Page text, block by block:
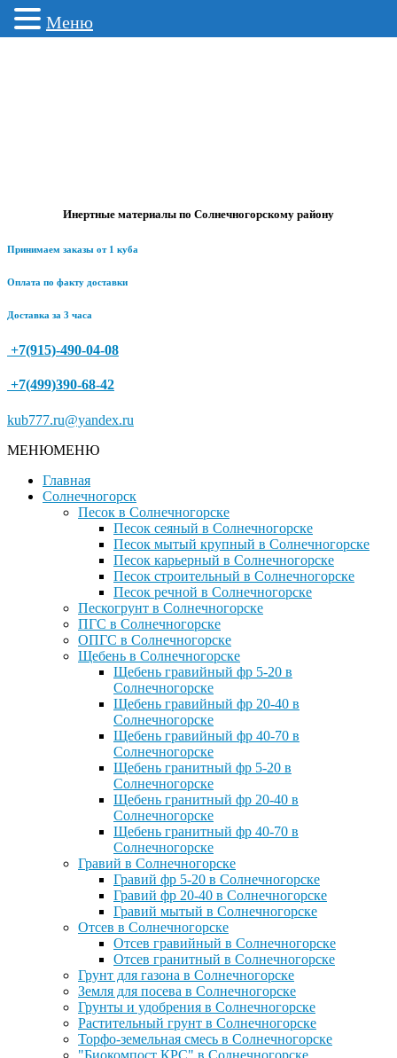
Инертные материалы по Солнечногорскому району
Принимаем заказы от 1 куба
Оплата по факту доставки
Доставка за 3 часа
+7(915)-490-04-08
+7(499)390-68-42
kub777.ru@yandex.ru
МЕНЮМЕНЮ
Главная
Солнечногорск
Песок в Солнечногорске
Песок сеяный в Солнечногорске
Песок мытый крупный в Солнечногорске
Песок карьерный в Солнечногорске
Песок строительный в Солнечногорске
Песок речной в Солнечногорске
Пескогрунт в Солнечногорске
ПГС в Солнечногорске
ОПГС в Солнечногорске
Щебень в Солнечногорске
Щебень гравийный фр 5-20 в
Солнечногорске
Щебень гравийный фр 20-40 в
Солнечногорске
Щебень гравийный фр 40-70 в
Солнечногорске
Щебень гранитный фр 5-20 в
Солнечногорске
Щебень гранитный фр 20-40 в
Солнечногорске
Щебень гранитный фр 40-70 в
Солнечногорске
Гравий в Солнечногорске
Гравий фр 5-20 в Солнечногорске
Гравий фр 20-40 в Солнечногорске
Гравий мытый в Солнечногорске
Отсев в Солнечногорске
Отсев гравийный в Солнечногорске
Отсев гранитный в Солнечногорске
Грунт для газона в Солнечногорске
Земля для посева в Солнечногорске
Грунты и удобрения в Солнечногорске
Растительный грунт в Солнечногорске
Торфо-земельная смесь в Солнечногорске
"Биокомпост КРС" в Солнечногорске
Меню